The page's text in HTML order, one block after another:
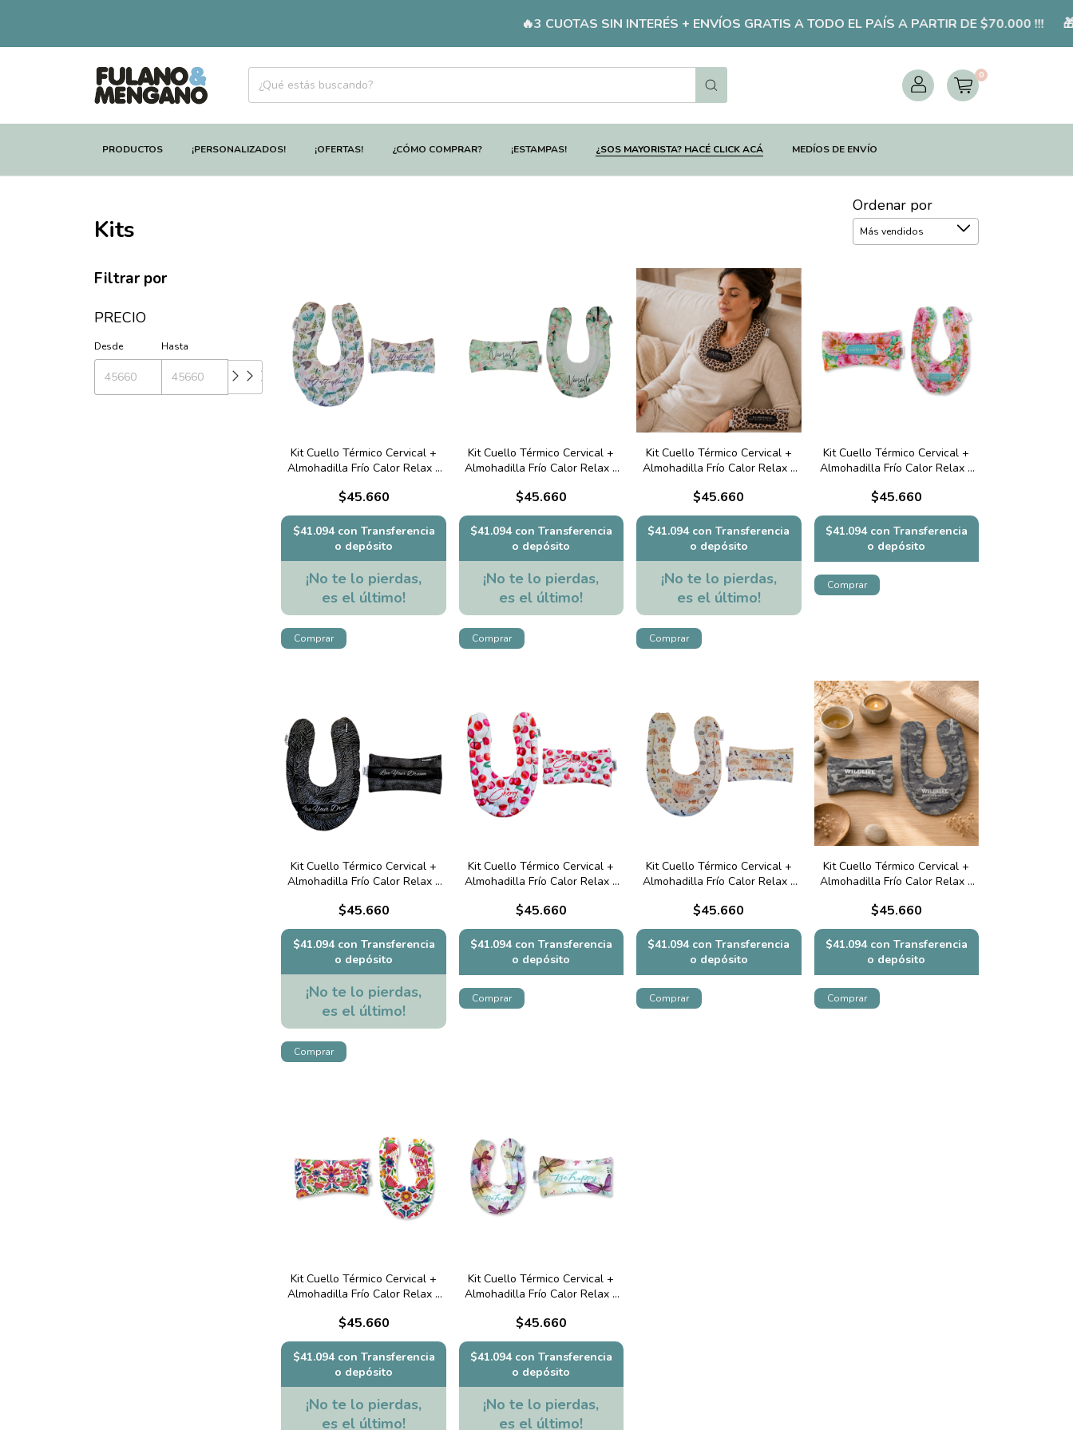
🔥3 CUOTAS SIN INTERÉS + ENVÍOS GRATIS A TODO EL PAÍS A PARTIR DE $70.000 !!! 🎁 10%
0
PRODUCTOS ¡PERSONALIZADOS! ¡OFERTAS! ¿CÓMO COMPRAR? ¡ESTAMPAS! ¿SOS MAYORISTA? HACÉ CLICK ACÁ MEDÍOS DE ENVÍO
Kits
Ordenar por
Filtrar por
PRECIO
Desde Hasta
Kit Cuello Térmico Cervical +
Almohadilla Frío Calor Relax -
$45.660
$41.094 con Transferencia
o depósito
¡No te lo pierdas,
es el último!
Kit Cuello Térmico Cervical +
Almohadilla Frío Calor Relax -
$45.660
$41.094 con Transferencia
o depósito
¡No te lo pierdas,
es el último!
Kit Cuello Térmico Cervical +
Almohadilla Frío Calor Relax -
$45.660
$41.094 con Transferencia
o depósito
¡No te lo pierdas,
es el último!
Kit Cuello Térmico Cervical +
Almohadilla Frío Calor Relax -
$45.660
$41.094 con Transferencia
o depósito
Kit Cuello Térmico Cervical +
Almohadilla Frío Calor Relax -
$45.660
$41.094 con Transferencia
o depósito
¡No te lo pierdas,
es el último!
Kit Cuello Térmico Cervical +
Almohadilla Frío Calor Relax -
$45.660
$41.094 con Transferencia
o depósito
Kit Cuello Térmico Cervical +
Almohadilla Frío Calor Relax -
$45.660
$41.094 con Transferencia
o depósito
Kit Cuello Térmico Cervical +
Almohadilla Frío Calor Relax -
$45.660
$41.094 con Transferencia
o depósito
Kit Cuello Térmico Cervical +
Almohadilla Frío Calor Relax -
$45.660
$41.094 con Transferencia
o depósito
¡No te lo pierdas,
es el último!
Kit Cuello Térmico Cervical +
Almohadilla Frío Calor Relax -
$45.660
$41.094 con Transferencia
o depósito
¡No te lo pierdas,
es el último!